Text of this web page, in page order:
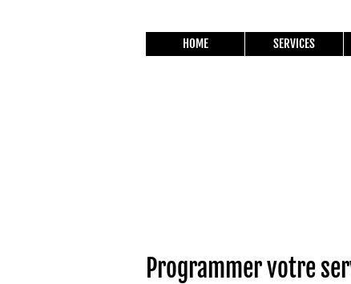
HOME SERVICES
Programmer votre